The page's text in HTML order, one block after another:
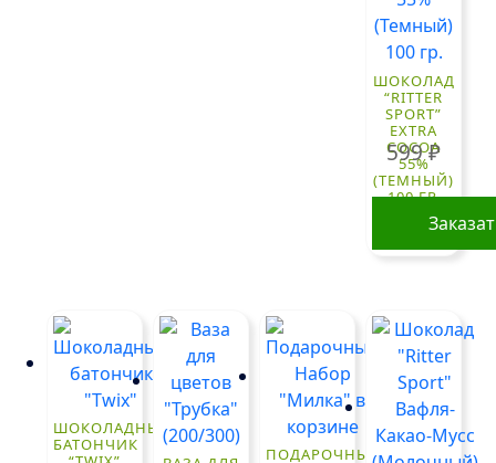
ШОКОЛАД
“RITTER
SPORT”
EXTRA
COCOA
55%
(ТЕМНЫЙ)
100 ГР.
599₽
ШОКОЛАДНЫЙ
БАТОНЧИК
ПОДАРОЧНЫЙ